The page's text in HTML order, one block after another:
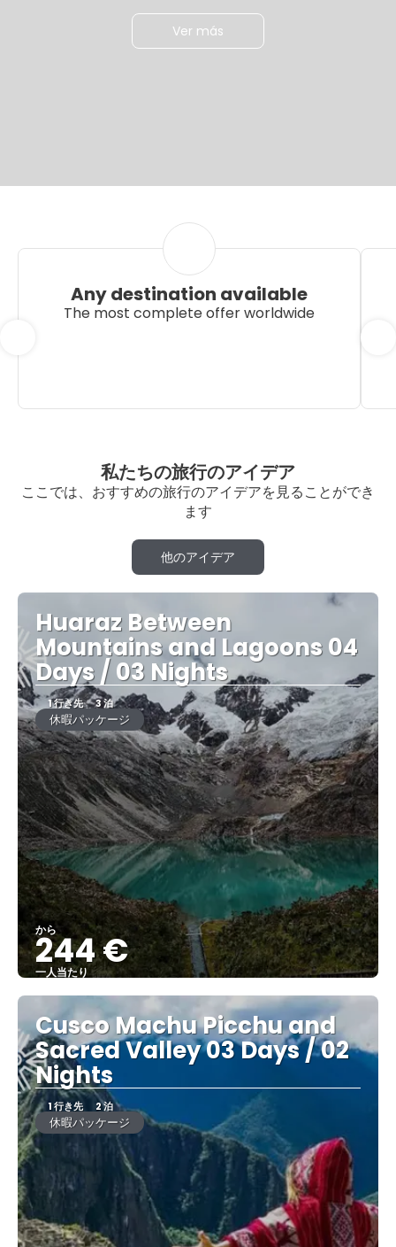
Ver más
Any destination available
The most complete offer worldwide
私たちの旅行のアイデア
ここでは、おすすめの旅行のアイデアを見ることができ
ます
他のアイデア
Huaraz Between
Mountains and Lagoons 04
Days / 03 Nights
1 行き先 3 泊
休暇パッケージ
から
244 €
一人当たり
見る
Cusco Machu Picchu and
Sacred Valley 03 Days / 02
Nights
1 行き先 2 泊
休暇パッケージ